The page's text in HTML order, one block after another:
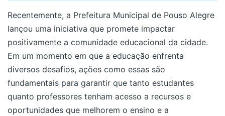
Recentemente, a Prefeitura Municipal de Pouso Alegre
lançou uma iniciativa que promete impactar
positivamente a comunidade educacional da cidade.
Em um momento em que a educação enfrenta
diversos desafios, ações como essas são
fundamentais para garantir que tanto estudantes
quanto professores tenham acesso a recursos e
oportunidades que melhorem o ensino e a